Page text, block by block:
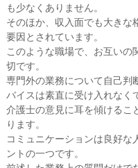
も少なくありません。
そのほか、収入面でも大きな
要因とされています。
このような職場で、お互いの
切です。
専門外の業務について自己判
バイスは素直に受け入れなく
介護士の意見に耳を傾けるこ
ります。
コミュニケーションは良好な
ントの一つです。